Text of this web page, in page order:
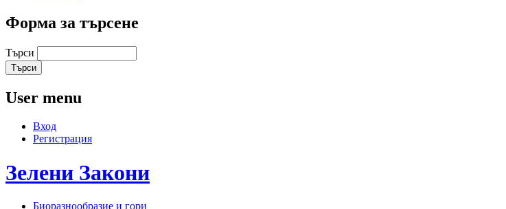
Форма за търсене
Търси
User menu
Вход
Регистрация
Зелени Закони
Биоразнообразие и гори